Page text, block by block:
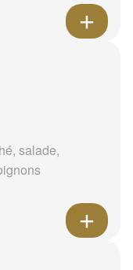
salade,